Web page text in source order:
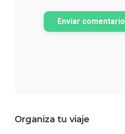
Enviar comentario
Barra
Organiza tu viaje